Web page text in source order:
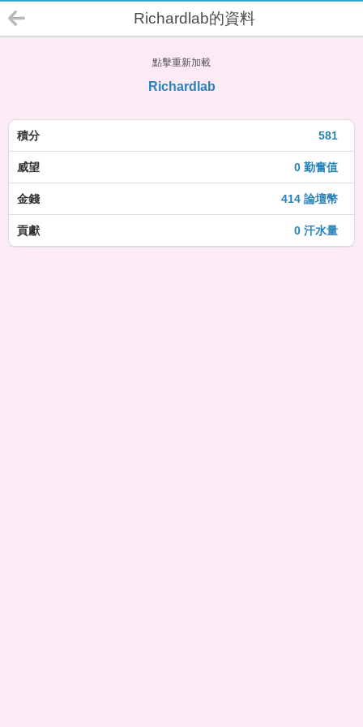
Richardlab的資料
點擊重新加載
Richardlab
581
積分
0 勤奮值
威望
414 論壇幣
金錢
0 汗水量
貢獻